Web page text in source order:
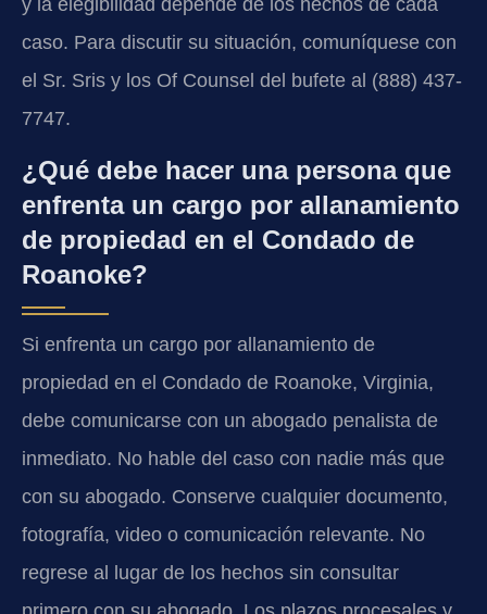
caso. Para discutir su situación, comuníquese con
el Sr. Sris y los Of Counsel del bufete al (888) 437-
7747.
¿Qué debe hacer una persona que
enfrenta un cargo por allanamiento
de propiedad en el Condado de
Roanoke?
Si enfrenta un cargo por allanamiento de
propiedad en el Condado de Roanoke, Virginia,
debe comunicarse con un abogado penalista de
inmediato. No hable del caso con nadie más que
con su abogado. Conserve cualquier documento,
fotografía, video o comunicación relevante. No
regrese al lugar de los hechos sin consultar